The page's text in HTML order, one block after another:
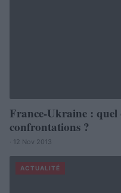
France-Ukraine : quel
confrontations ?
· 12 Nov 2013
ACTUALITÉ